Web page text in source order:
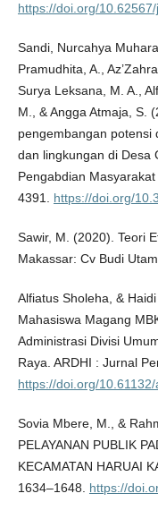
https://doi.org/
Sandi, Nurcahya
Pramudhita, A.,
Surya Leksana, M. A.,
M., & Angga Atmaja, S.
pengembangan potensi
dan lingkungan di Desa
Pengabdian
4391. https://doi.org/
Sawir, M. (2020). Teori
Makassar: Cv Budi
Alfiatus Sholeha, &
Mahasiswa Magang
Administrasi Divisi
Raya. ARDHI : Jurnal
https://doi.org/
Sovia Mbere, M., &
PELAYANAN PUBLIK
KECAMATAN HARUAI
1634–1648. https://